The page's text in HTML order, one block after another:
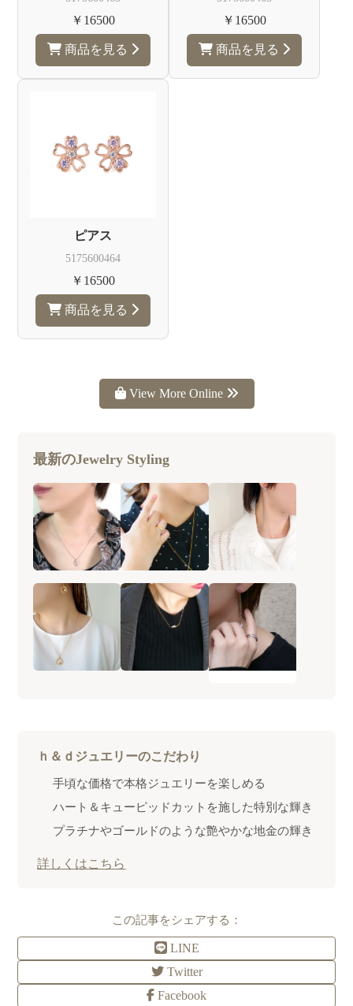
￥16500
商品を見る
￥16500
商品を見る
ピアス
5175600464
￥16500
商品を見る
View More Online
最新のJewelry Styling
ｈ＆ｄジュエリーのこだわり
手頃な価格で本格ジュエリーを楽しめる
ハート＆キューピッドカットを施した特別な輝き
プラチナやゴールドのような艶やかな地金の輝き
詳しくはこちら
この記事をシェアする：
LINE
Twitter
Facebook